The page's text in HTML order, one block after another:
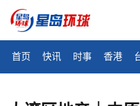
首页 快讯 时事 香港